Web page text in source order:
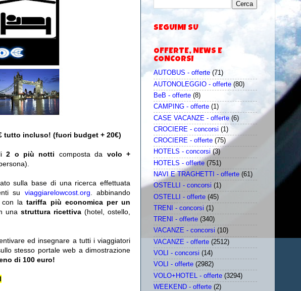
tutto incluso! (fuori budget + 20€)
2 o più notti composta da volo +
sulla base di una ricerca effettuata
su viaggiarelowcost.org . abbinando
con latariffa più economica per un
unastruttura ricettiva (hotel, ostello,
ed insegnare a tutti i viaggiatori
stesso portale web a dimostrazione
di 100 euro!
SEGUIMI SU
OFFERTE, NEWS E
CONCORSI
AUTOBUS - offerte (71)
AUTONOLEGGIO - offerte (80)
BeB - offerte (8)
CAMPING - offerte (1)
CASE VACANZE - offerte (6)
CROCIERE - concorsi (1)
CROCIERE - offerte (75)
HOTELS - concorsi (3)
HOTELS - offerte (751)
NAVI E TRAGHETTI - offerte (61)
OSTELLI - concorsi (1)
OSTELLI - offerte (45)
TRENI - concorsi (1)
TRENI - offerte (340)
VACANZE - concorsi (10)
VACANZE - offerte (2512)
VOLI - concorsi (14)
VOLI - offerte (2982)
VOLO+HOTEL - offerte (3294)
WEEKEND - offerte (2)